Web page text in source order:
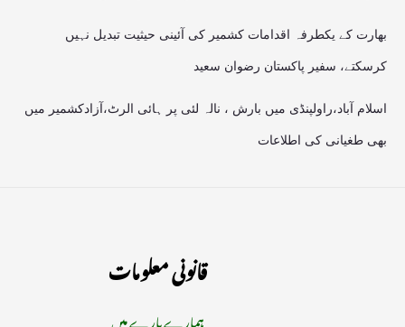
بھارت کے یکطرفہ اقدامات کشمیر کی آئینی حیثیت تبدیل نہیں
کرسکتے، سفیر پاکستان رضوان سعید
اسلام آباد،راولپنڈی میں بارش ، نالہ لئی پر ہائی الرٹ،آزادکشمیر میں
بھی طغیانی کی اطلاعات
قانونی معلومات
ہمارے بارے میں